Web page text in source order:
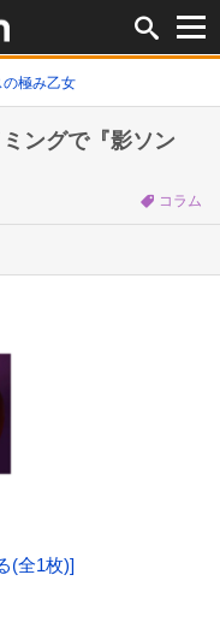
の極み乙女
ングで『影ソン
コラム
(全1枚)]